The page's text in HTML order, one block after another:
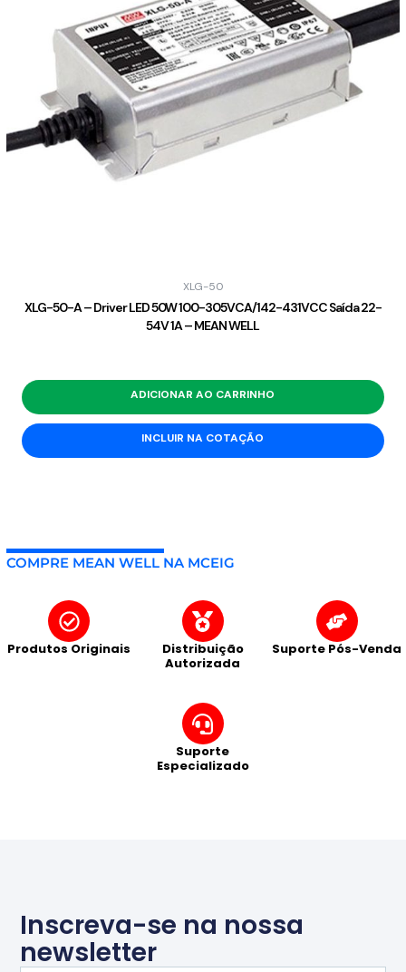
XLG-50
XLG-50-A – Driver LED 50W 100-305VCA/142-431VCC Saída 22-
54V 1A – MEAN WELL
ADICIONAR AO CARRINHO
INCLUIR NA COTAÇÃO
COMPRE MEAN WELL NA MCEIG
Produtos Originais
Distribuição
Autorizada
Suporte Pós-Venda
Suporte
Especializado
Inscreva-se na nossa
newsletter